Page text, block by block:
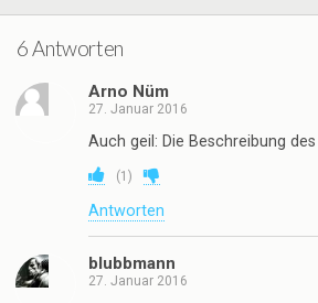
6 Antworten
Arno Nüm
27. Januar 2016
Auch geil: Die Beschreibung
(1 )
Antworten
blubbmann
27. Januar 2016